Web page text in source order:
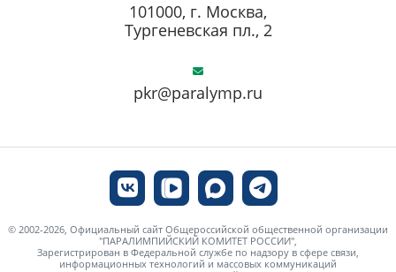
pkr@paralymp.ru
101000, г. Москва,
Тургеневская пл., 2
© 2002-2026, Официальный сайт Общероссийской общественной организации
"ПАРАЛИМПИЙСКИЙ КОМИТЕТ РОССИИ",
Зарегистрирован в Федеральной службе по надзору в сфере связи,
информационных технологий и массовых коммуникаций